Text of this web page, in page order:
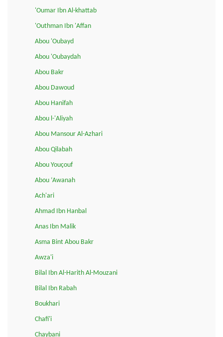
'Oumar Ibn Al-khattab
'Outhman Ibn 'Affan
Abou 'Oubayd
Abou 'Oubaydah
Abou Bakr
Abou Dawoud
Abou Hanifah
Abou l-'Aliyah
Abou Mansour Al-Azhari
Abou Qilabah
Abou Youçouf
Abou ‘Awanah
Ach'ari
Ahmad Ibn Hanbal
Anas Ibn Malik
Asma Bint Abou Bakr
Awza'i
Bilal Ibn Al-Harith Al-Mouzani
Bilal Ibn Rabah
Boukhari
Chafi'i
Chaybani